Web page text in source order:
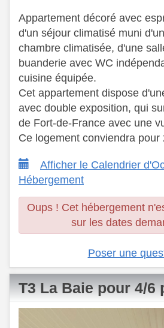
Appartement décoré avec
d'un séjour climatisé muni
chambre climatisée, d'une
buanderie avec WC
cuisine équipée.
Cet appartement dispose
avec double exposition, qui
de Fort-de-France avec une
Ce logement conviendra
Afficher le Calendrier
Hébergement
Oups ! Cet hébergement
sur les dates
Poser une
T3 La Baie pour 4/6